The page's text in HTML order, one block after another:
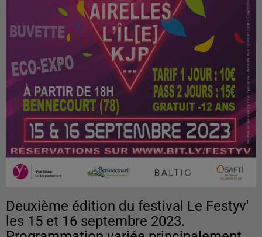
Deuxième édition du festival Le Festyv'
les 15 et 16 septembre 2023.